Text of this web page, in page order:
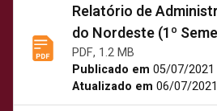
Relatório de
do Nordeste (1º
PDF, 1.2 MB
Publicado em 05/07/2021
Atualizado em 06/07/2021